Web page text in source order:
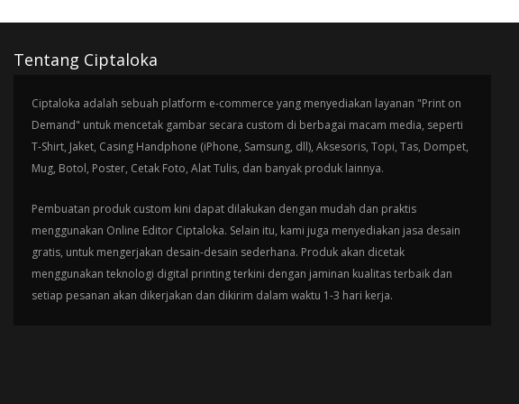
Tentang Ciptaloka
Ciptaloka adalah sebuah platform e-commerce yang menyediakan layanan "Print on
Demand" untuk mencetak gambar secara custom di berbagai macam media, seperti
T-Shirt, Jaket, Casing Handphone (iPhone, Samsung, dll), Aksesoris, Topi, Tas, Dompet,
Mug, Botol, Poster, Cetak Foto, Alat Tulis, dan banyak produk lainnya.
Pembuatan produk custom kini dapat dilakukan dengan mudah dan praktis
menggunakan Online Editor Ciptaloka. Selain itu, kami juga menyediakan jasa desain
gratis, untuk mengerjakan desain-desain sederhana. Produk akan dicetak
menggunakan teknologi digital printing terkini dengan jaminan kualitas terbaik dan
setiap pesanan akan dikerjakan dan dikirim dalam waktu 1-3 hari kerja.